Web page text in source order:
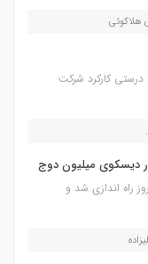
هلاکوئی
درستی کارکرد شرکت
دیسکوی میلیون دوج
راه اندازی شد و